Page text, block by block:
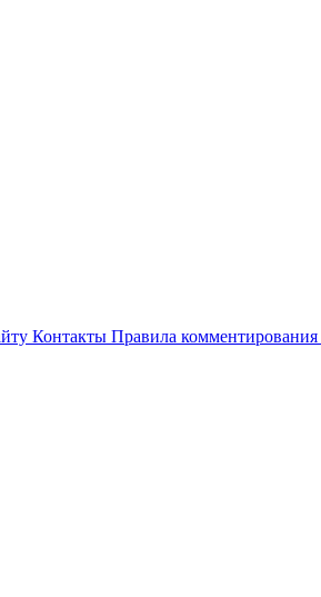
Контакты Правила комментирования